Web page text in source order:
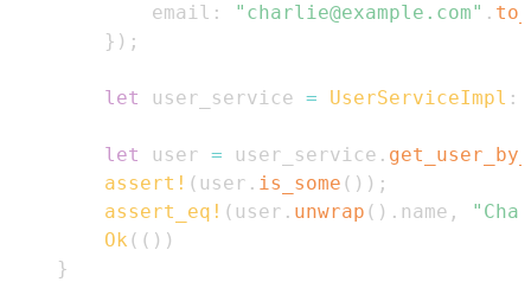
            email
: "charlie@example.com" .
} ) ;
let user_service = UserServiceImpl ::
let user = user_service .
assert! ( user . is_some ( ) ) ;
assert_eq! ( user . unwrap ( ) . name ,
Ok ( ( ) )
}